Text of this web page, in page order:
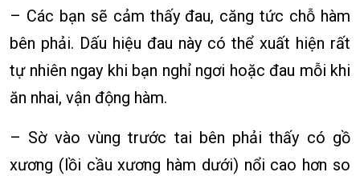
– Các bạn sẽ cảm thấy đau, căng tức chỗ hàm
bên phải. Dấu hiệu đau này có thể xuất hiện rất
tự nhiên ngay khi bạn nghỉ ngơi hoặc đau mỗi khi
ăn nhai, vận động hàm.
– Sờ vào vùng trước tai bên phải thấy có gồ
xương (lồi cầu xương hàm dưới) nổi cao hơn so